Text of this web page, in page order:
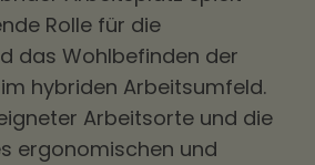
Rolle für die
das Wohlbefinden der
hybriden Arbeitsumfeld.
Arbeitsorte und die
ergonomischen und